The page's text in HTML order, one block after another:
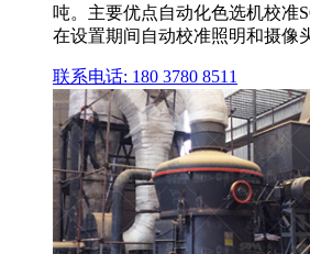
吨。主要优点自动化色选机校准
在设置期间自动校准照明和摄像
联系电话: 180 3780 8511